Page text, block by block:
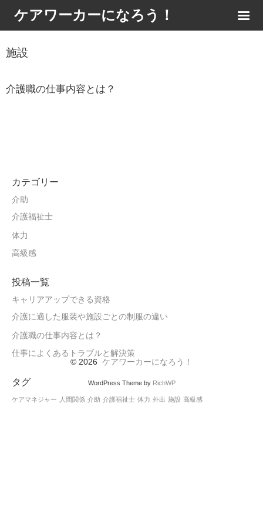
ケアワーカーになろう！
施設
介護職の仕事内容とは？
カテゴリー
介助
介護福祉士
体力
高級感
投稿一覧
キャリアアップできる資格
介護に適した服装や施設ごとの制服の違い
介護職の仕事内容とは？
仕事によくあるトラブルと解決策
タグ
ケアマネジャー 人間関係 介助 介護福祉士 体力 外出 施設 高級感
© 2026 ケアワーカーになろう！
WordPress Theme by RichWP